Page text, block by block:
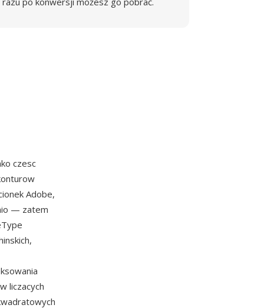
czesc
Adobe,
— zatem
liczacych